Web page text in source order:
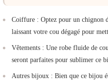
Coiffure : Optez pour un chignon
laissant votre cou dégagé pour
Vêtements : Une robe fluide de
seront parfaites pour sublimer ce
Autres bijoux : Bien que ce bijou